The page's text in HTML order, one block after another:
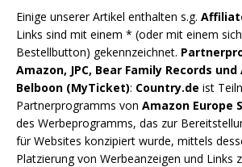
Einige unserer Artikel enthalten s.g.
Links sind mit einem * (oder mit einem
Bestellbutton) gekennzeichnet.
Amazon, JPC, Bear Family Records
Belboon (MyTicket): Country.de ist
Partnerprogramms von Amazon Europe
des Werbeprogramms, das zur
für Websites konzipiert wurde, mittels
Platzierung von Werbeanzeigen und Links